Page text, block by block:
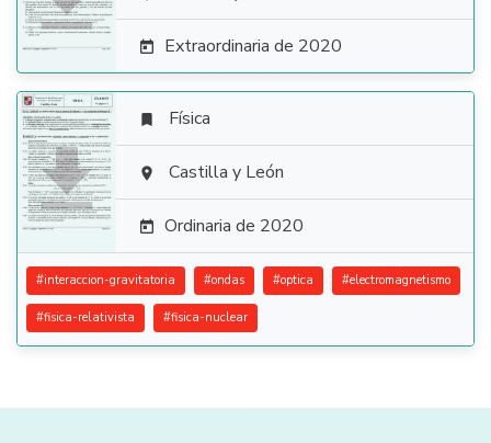
 Extraordinaria de 2020

 Física
 Castilla y León
 Ordinaria de 2020
#interaccion-gravitatoria #ondas #optica #electromagnetismo
#fisica-relativista #fisica-nuclear